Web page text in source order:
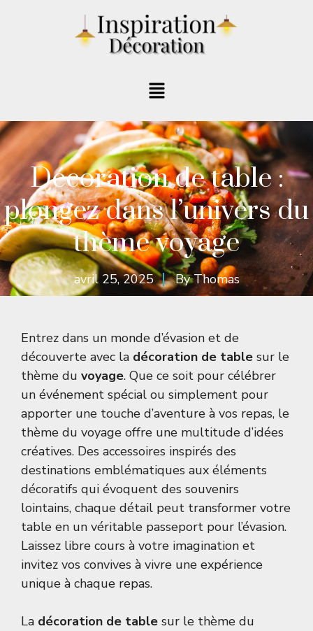
Décoration de table :
plongez dans l’univers du
thème voyage
avril 25, 2025 ByThomas
Entrez dans un monde d’évasion et de
découverte avec la décoration de table sur le
thème du voyage. Que ce soit pour célébrer
un événement spécial ou simplement pour
apporter une touche d’aventure à vos repas, le
thème du voyage offre une multitude d’idées
créatives. Des accessoires inspirés des
destinations emblématiques aux éléments
décoratifs qui évoquent des souvenirs
lointains, chaque détail peut transformer votre
table en un véritable passeport pour l’évasion.
Laissez libre cours à votre imagination et
invitez vos convives à vivre une expérience
unique à chaque repas.
La décoration de table sur le thème du